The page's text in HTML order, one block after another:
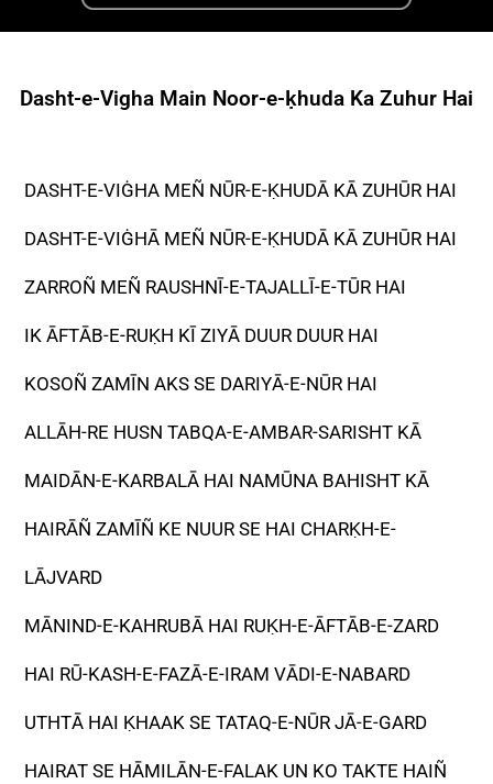
Dasht-e-Vigha Main Noor-e-ḳhuda Ka Zuhur Hai
DASHT-E-VIĠHA MEÑ NŪR-E-ḲHUDĀ KĀ ZUHŪR HAI
DASHT-E-VIĠHĀ MEÑ NŪR-E-ḲHUDĀ KĀ ZUHŪR HAI
ZARROÑ MEÑ RAUSHNĪ-E-TAJALLĪ-E-TŪR HAI
IK ĀFTĀB-E-RUḲH KĪ ZIYĀ DUUR DUUR HAI
KOSOÑ ZAMĪN AKS SE DARIYĀ-E-NŪR HAI
ALLĀH-RE HUSN TABQA-E-AMBAR-SARISHT KĀ
MAIDĀN-E-KARBALĀ HAI NAMŪNA BAHISHT KĀ
HAIRĀÑ ZAMĪÑ KE NUUR SE HAI CHARḲH-E-
LĀJVARD
MĀNIND-E-KAHRUBĀ HAI RUḲH-E-ĀFTĀB-E-ZARD
HAI RŪ-KASH-E-FAZĀ-E-IRAM VĀDI-E-NABARD
UTHTĀ HAI ḲHAAK SE TATAQ-E-NŪR JĀ-E-GARD
HAIRAT SE HĀMILĀN-E-FALAK UN KO TAKTE HAIÑ